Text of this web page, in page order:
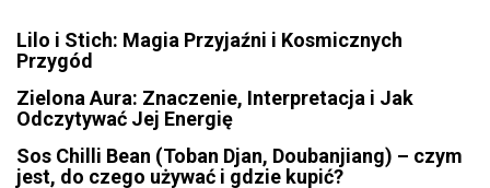
Lilo i Stich: Magia Przyjaźni i Kosmicznych
Przygód
Zielona Aura: Znaczenie, Interpretacja i Jak
Odczytywać Jej Energię
Sos Chilli Bean (Toban Djan, Doubanjiang) – czym
jest, do czego używać i gdzie kupić?